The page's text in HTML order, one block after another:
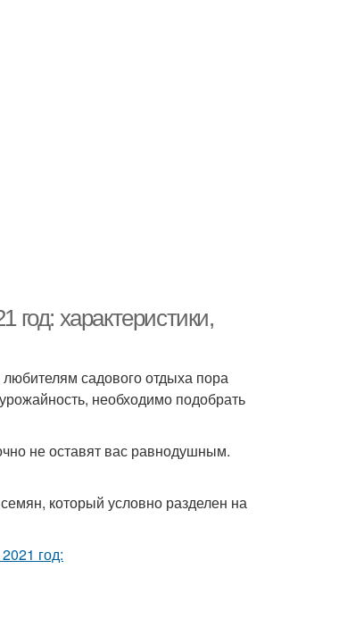
год: характеристики,
любителям садового отдыха пора
необходимо подобрать
не оставят вас равнодушным.
который условно разделен на